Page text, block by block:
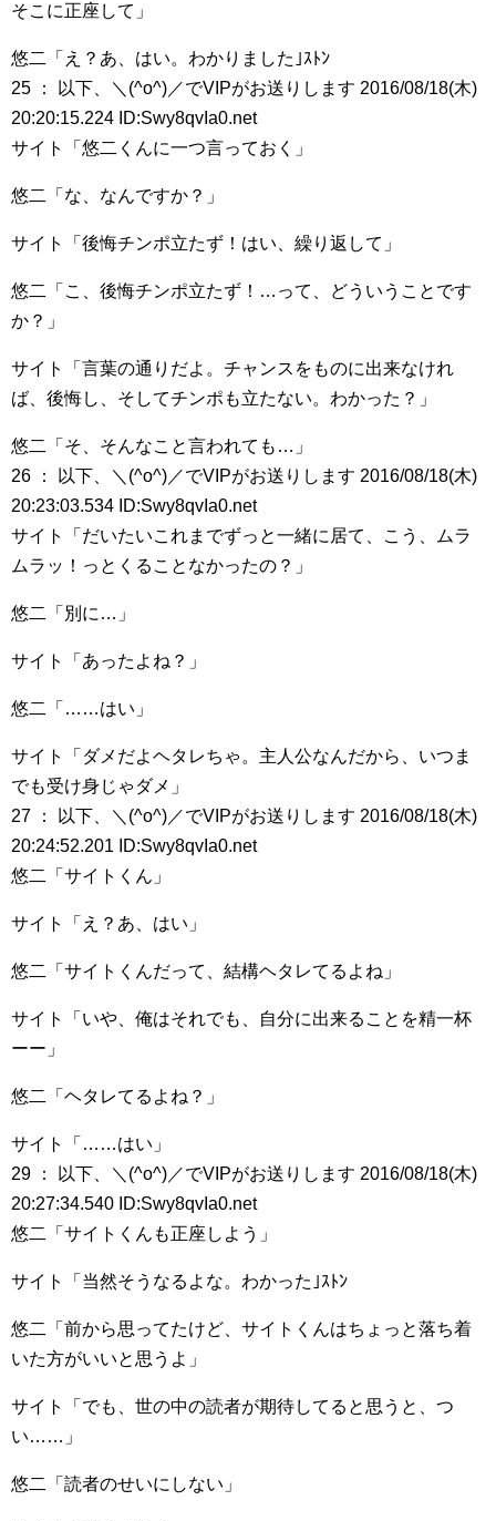
そこに正座して」
悠二「え？あ、はい。わかりました｣ｽﾄﾝ
25 ： 以下、＼(^o^)／でVIPがお送りします 2016/08/18(木)
20:20:15.224 ID:Swy8qvIa0.net
サイト「悠二くんに一つ言っておく」
悠二「な、なんですか？」
サイト「後悔チンポ立たず！はい、繰り返して」
悠二「こ、後悔チンポ立たず！…って、どういうことです
か？」
サイト「言葉の通りだよ。チャンスをものに出来なけれ
ば、後悔し、そしてチンポも立たない。わかった？」
悠二「そ、そんなこと言われても…」
26 ： 以下、＼(^o^)／でVIPがお送りします 2016/08/18(木)
20:23:03.534 ID:Swy8qvIa0.net
サイト「だいたいこれまでずっと一緒に居て、こう、ムラ
ムラッ！っとくることなかったの？」
悠二「別に…」
サイト「あったよね？」
悠二「……はい」
サイト「ダメだよヘタレちゃ。主人公なんだから、いつま
でも受け身じゃダメ」
27 ： 以下、＼(^o^)／でVIPがお送りします 2016/08/18(木)
20:24:52.201 ID:Swy8qvIa0.net
悠二「サイトくん」
サイト「え？あ、はい」
悠二「サイトくんだって、結構ヘタレてるよね」
サイト「いや、俺はそれでも、自分に出来ることを精一杯
ーー」
悠二「ヘタレてるよね？」
サイト「……はい」
29 ： 以下、＼(^o^)／でVIPがお送りします 2016/08/18(木)
20:27:34.540 ID:Swy8qvIa0.net
悠二「サイトくんも正座しよう」
サイト「当然そうなるよな。わかった｣ｽﾄﾝ
悠二「前から思ってたけど、サイトくんはちょっと落ち着
いた方がいいと思うよ」
サイト「でも、世の中の読者が期待してると思うと、つ
い……」
悠二「読者のせいにしない」